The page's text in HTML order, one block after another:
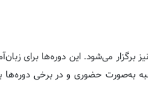
برگزار می‌شود.این دوره‌ها برای
حضوری و در برخی دوره‌ها